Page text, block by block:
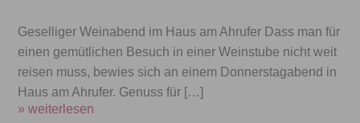
Geselliger Weinabend im Haus am Ahrufer Dass man für
einen gemütlichen Besuch in einer Weinstube nicht weit
reisen muss, bewies sich an einem Donnerstagabend in
Haus am Ahrufer. Genuss für […]
» weiterlesen